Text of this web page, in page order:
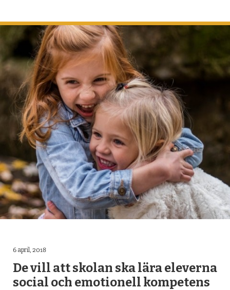
6 april, 2018
De vill att skolan ska lära eleverna
social och emotionell kompetens